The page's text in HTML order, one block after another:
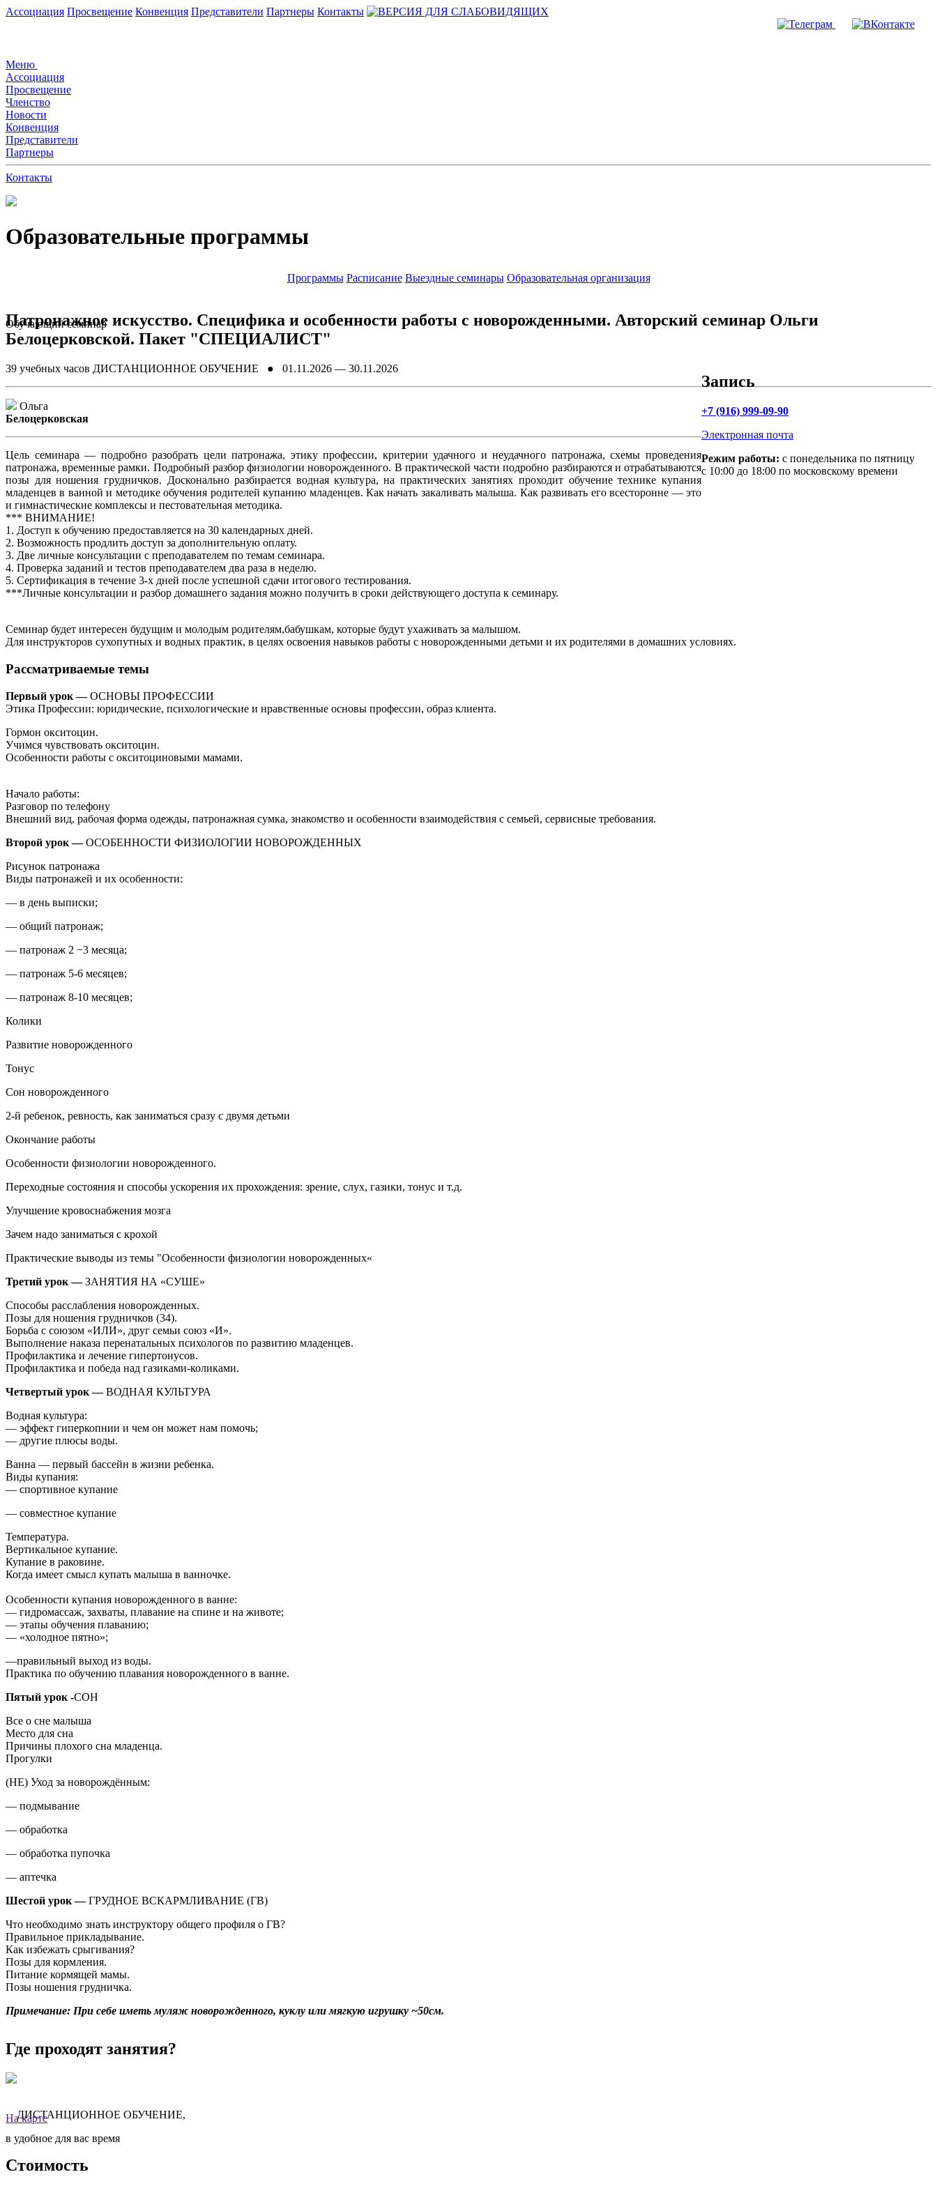
Ассоциация Просвещение Конвенция Представители Партнеры Контакты
Меню
Ассоциация
Просвещение
Членство
Новости
Конвенция
Представители
Партнеры
Контакты
Образовательные программы
Программы Расписание Выездные семинары Образовательная организация
Обучающий семинар
Патронажное искусство. Специфика и особенности работы с новорожденными. Авторский семинар Ольги
Белоцерковской. Пакет "СПЕЦИАЛИСТ"
39 учебных часов ДИСТАНЦИОННОЕ ОБУЧЕНИЕ ● 01.11.2026 — 30.11.2026
Запись
+7 (916) 999-09-90
Электронная почта
Режим работы: с понедельника по пятницу
с 10:00 до 18:00 по московскому времени
Ольга
Белоцерковская
Цель семинара — подробно разобрать цели патронажа, этику профессии, критерии удачного и неудачного патронажа, схемы проведения
патронажа, временные рамки. Подробный разбор физиологии новорожденного. В практической части подробно разбираются и отрабатываются
позы для ношения грудничков. Досконально разбирается водная культура, на практических занятиях проходит обучение технике купания
младенцев в ванной и методике обучения родителей купанию младенцев. Как начать закаливать малыша. Как развивать его всесторонне — это
и гимнастические комплексы и пестовательная методика.
*** ВНИМАНИЕ!
1. Доступ к обучению предоставляется на 30 календарных дней.
2. Возможность продлить доступ за дополнительную оплату.
3. Две личные консультации с преподавателем по темам семинара.
4. Проверка заданий и тестов преподавателем два раза в неделю.
5. Сертификация в течение 3-х дней после успешной сдачи итогового тестирования.
***Личные консультации и разбор домашнего задания можно получить в сроки действующего доступа к семинару.
Семинар будет интересен будущим и молодым родителям,бабушкам, которые будут ухаживать за малышом.
Для инструкторов сухопутных и водных практик, в целях освоения навыков работы с новорожденными детьми и их родителями в домашних условиях.
Рассматриваемые темы
Первый урок —ОСНОВЫ ПРОФЕССИИ
Этика Профессии: юридические, психологические и нравственные основы профессии, образ клиента.
Гормон окситоцин.
Учимся чувствовать окситоцин.
Особенности работы с окситоциновыми мамами.
Начало работы:
Разговор по телефону
Внешний вид, рабочая форма одежды, патронажная сумка, знакомство и особенности взаимодействия с семьей, сервисные требования.
Второй урок —ОСОБЕННОСТИ ФИЗИОЛОГИИ НОВОРОЖДЕННЫХ
Рисунок патронажа
Виды патронажей и их особенности:
— в день выписки;
— общий патронаж;
— патронаж 2 −3 месяца;
— патронаж 5-6 месяцев;
— патронаж 8-10 месяцев;
Колики
Развитие новорожденного
Тонус
Сон новорожденного
2-й ребенок, ревность, как заниматься сразу с двумя детьми
Окончание работы
Особенности физиологии новорожденного.
Переходные состояния и способы ускорения их прохождения: зрение, слух, газики, тонус и т.д.
Улучшение кровоснабжения мозга
Зачем надо заниматься с крохой
Практические выводы из темы "Особенности физиологии новорожденных«
Третий урок —ЗАНЯТИЯ НА «СУШЕ»
Способы расслабления новорожденных.
Позы для ношения грудничков (34).
Борьба с союзом «ИЛИ», друг семьи союз «И».
Выполнение наказа перенатальных психологов по развитию младенцев.
Профилактика и лечение гипертонусов.
Профилактика и победа над газиками-коликами.
Четвертый урок —ВОДНАЯ КУЛЬТУРА
Водная культура:
— эффект гиперкопнии и чем он может нам помочь;
— другие плюсы воды.
Ванна — первый бассейн в жизни ребенка.
Виды купания:
— спортивное купание
— совместное купание
Температура.
Вертикальное купание.
Купание в раковине.
Когда имеет смысл купать малыша в ванночке.
Особенности купания новорожденного в ванне:
— гидромассаж, захваты, плавание на спине и на животе;
— этапы обучения плаванию;
— «холодное пятно»;
—правильный выход из воды.
Практика по обучению плавания новорожденного в ванне.
Пятый урок -СОН
Все о сне малыша
Место для сна
Причины плохого сна младенца.
Прогулки
(НЕ) Уход за новорождённым:
— подмывание
— обработка
— обработка пупочка
— аптечка
Шестой урок —ГРУДНОЕ ВСКАРМЛИВАНИЕ (ГВ)
Что необходимо знать инструктору общего профиля о ГВ?
Правильное прикладывание.
Как избежать срыгивания?
Позы для кормления.
Питание кормящей мамы.
Позы ношения грудничка.
Примечание: При себе иметь муляж новорожденного, куклу или мягкую игрушку ~50см.
Где проходят занятия?
ДИСТАНЦИОННОЕ ОБУЧЕНИЕ,
в удобное для вас время
На карте
Стоимость